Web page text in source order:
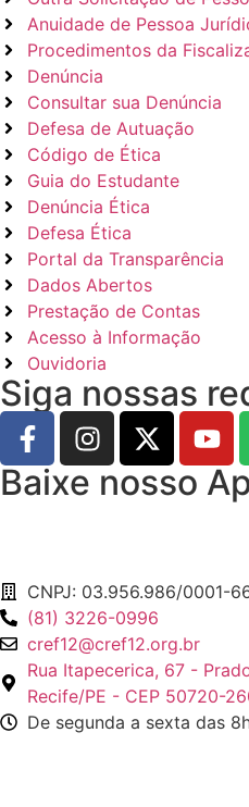
Anuidade de Pessoa
Procedimentos da
Denúncia
Consultar sua Denúncia
Defesa de Autuação
Código de Ética
Guia do Estudante
Denúncia Ética
Defesa Ética
Portal da Transparência
Dados Abertos
Prestação de Contas
Acesso à Informação
Ouvidoria
Siga nossas
Baixe nosso
CNPJ: 03.956.986/0001-
(81) 3226-0996
cref12@cref12.org.br
Rua Itapecerica, 67 -
Recife/PE - CEP 50720-
De segunda a sexta das